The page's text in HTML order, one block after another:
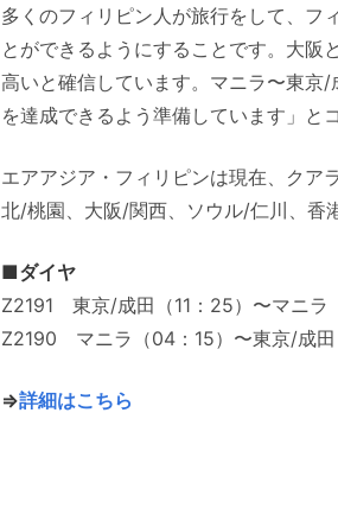
多くのフィリピン人が旅行をして、フ
とができるようにすることです。大阪
高いと確信しています。マニラ〜東京
を達成できるよう準備しています」と
エアアジア・フィリピンは現在、クア
北/桃園、大阪/関西、ソウル/仁川、香
■ダイヤ
Z2191 東京/成田（11：25）〜マニラ
Z2190 マニラ（04：15）〜東京/成田
⇒詳細はこちら